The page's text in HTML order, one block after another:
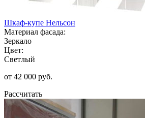
Шкаф-купе Нельсон
Материал фасада:
Зеркало
Цвет:
Светлый
от 42 000 руб.
Рассчитать